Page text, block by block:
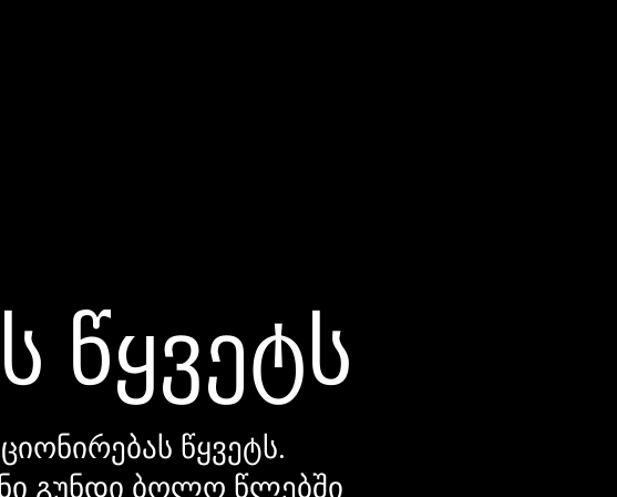
წყვეტს
წყვეტს.
გუნდი ბოლო წლებში